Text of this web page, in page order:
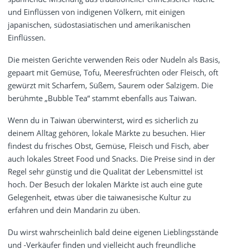
und Einflüssen von indigenen Völkern, mit einigen
japanischen, südostasiatischen und amerikanischen
Einflüssen.
Die meisten Gerichte verwenden Reis oder Nudeln als Basis,
gepaart mit Gemüse, Tofu, Meeresfrüchten oder Fleisch, oft
gewürzt mit Scharfem, Süßem, Saurem oder Salzigem. Die
berühmte „Bubble Tea“ stammt ebenfalls aus Taiwan.
Wenn du in Taiwan überwinterst, wird es sicherlich zu
deinem Alltag gehören, lokale Märkte zu besuchen. Hier
findest du frisches Obst, Gemüse, Fleisch und Fisch, aber
auch lokales Street Food und Snacks. Die Preise sind in der
Regel sehr günstig und die Qualität der Lebensmittel ist
hoch. Der Besuch der lokalen Märkte ist auch eine gute
Gelegenheit, etwas über die taiwanesische Kultur zu
erfahren und dein Mandarin zu üben.
Du wirst wahrscheinlich bald deine eigenen Lieblingsstände
und -Verkäufer finden und vielleicht auch freundliche